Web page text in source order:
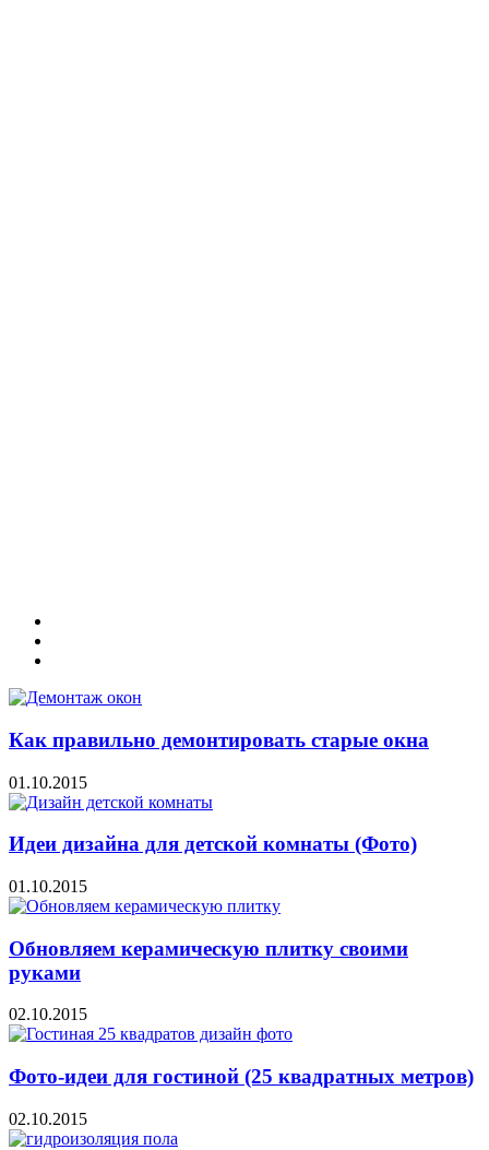
Как правильно демонтировать старые окна
01.10.2015
Идеи дизайна для детской комнаты (Фото)
01.10.2015
Обновляем керамическую плитку своими
руками
02.10.2015
Фото-идеи для гостиной (25 квадратных метров)
02.10.2015